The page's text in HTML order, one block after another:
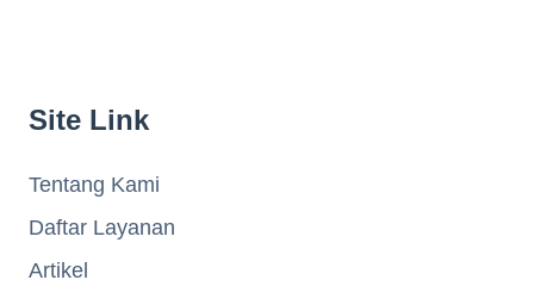
Site Link
Tentang Kami
Daftar Layanan
Artikel